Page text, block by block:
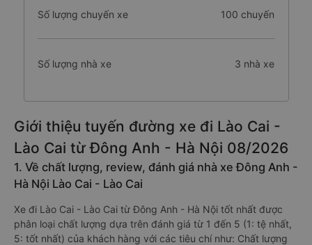
Số lượng chuyến xe 100 chuyến
Số lượng nhà xe 3 nhà xe
Giới thiệu tuyến đường xe đi Lào Cai -
Lào Cai từ Đông Anh - Hà Nội 08/2026
1. Về chất lượng, review, đánh giá nhà xe Đông Anh -
Hà Nội Lào Cai - Lào Cai
Xe đi Lào Cai - Lào Cai từ Đông Anh - Hà Nội tốt nhất được
phân loại chất lượng dựa trên đánh giá từ 1 đến 5 (1: tệ nhất,
5: tốt nhất) của khách hàng với các tiêu chí như: Chất lượng